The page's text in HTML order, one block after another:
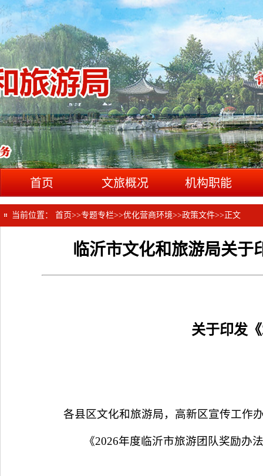
首页 文旅概况 机构职能
当前位置： 首页>>专题专栏>>优化营商环境>>政策文件>> 正文
临沂市文化和旅游局关于
关于印发
各县区文化和旅游局，高新区宣传工作
《2026年度临沂市旅游团队奖励办法